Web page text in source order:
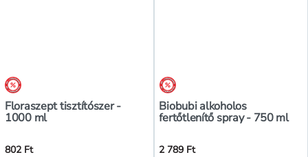
árréscsökkentés
Floraszept tisztítószer -
1000 ml
802 Ft
árréscsökkentés
Biobubi alkoholos
fertőtlenítő spray - 750 ml
2 789 Ft